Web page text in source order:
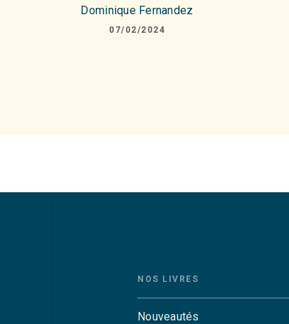
Dominique Fernandez
07/02/2024
NOS LIVRES
Nouveautés